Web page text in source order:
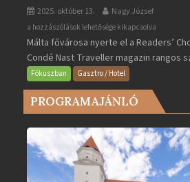
2025. október 13. Nagy József
Valletta
lett
Európa
legjobb
2025-
bejegyzéshez
a hozzászólások lehetősége kikapcsolva
Málta fővárosa nyerte el a Readers’
Condé Nast Traveller magazin rangos
Fókuszban Gasztro / Hotel
PROGRAMAJÁNLÓ